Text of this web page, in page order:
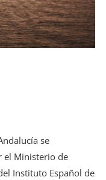
se
el Ministerio de
Instituto Español de